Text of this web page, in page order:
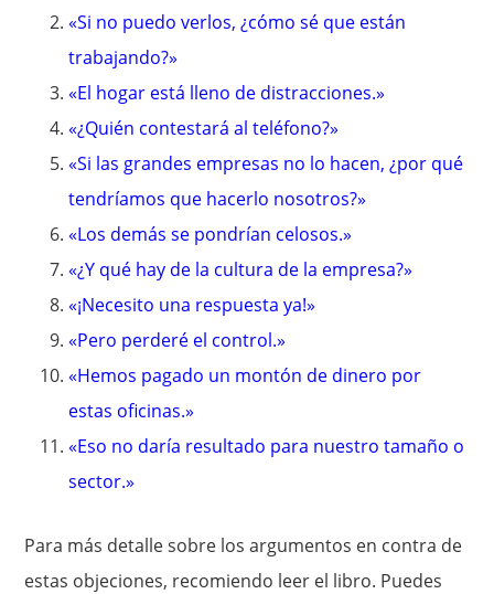
«Si no puedo verlos, ¿cómo sé que están
trabajando?»
«El hogar está lleno de distracciones.»
«¿Quién contestará al teléfono?»
«Si las grandes empresas no lo hacen, ¿por qué
tendríamos que hacerlo nosotros?»
«Los demás se pondrían celosos.»
«¿Y qué hay de la cultura de la empresa?»
«¡Necesito una respuesta ya!»
«Pero perderé el control.»
«Hemos pagado un montón de dinero por
estas oficinas.»
«Eso no daría resultado para nuestro tamaño o
sector.»
Para más detalle sobre los argumentos en contra de
estas objeciones, recomiendo leer el libro. Puedes